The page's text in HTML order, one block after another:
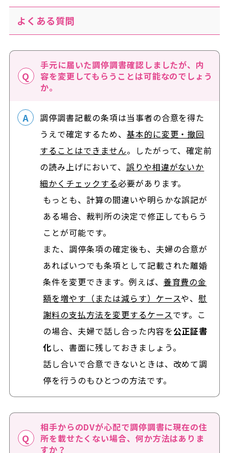
よくある質問
手元に届いた調停調書確認しましたが、内
容を変更してもらうことは可能なのでしょう
か。
調停調書記載の条項は当事者の合意を得た
うえで確定するため、 基本的に変更・撤回
することはできません。したがって、確定前
の読み上げにおいて、 誤りや相違がないか
細かくチェックする必要があります。
もっとも、計算の間違いや明らかな誤記が
ある場合、裁判所の決定で修正してもらう
ことが可能です。
また、調停条項の確定後も、夫婦の合意が
あればいつでも条項として記載された離婚
条件を変更できます。例えば、 養育費の金
額を増やす（または減らす）ケースや、慰
謝料の支払方法を変更するケースです。こ
の場合、夫婦で話し合った内容を公正証書
化し、書面に残しておきましょう。
話し合いで合意できないときは、改めて調
停を行うのもひとつの方法です。
相手からのDVが心配で調停調書に現在の住
所を載せたくない場合、何か方法はありま
すか？